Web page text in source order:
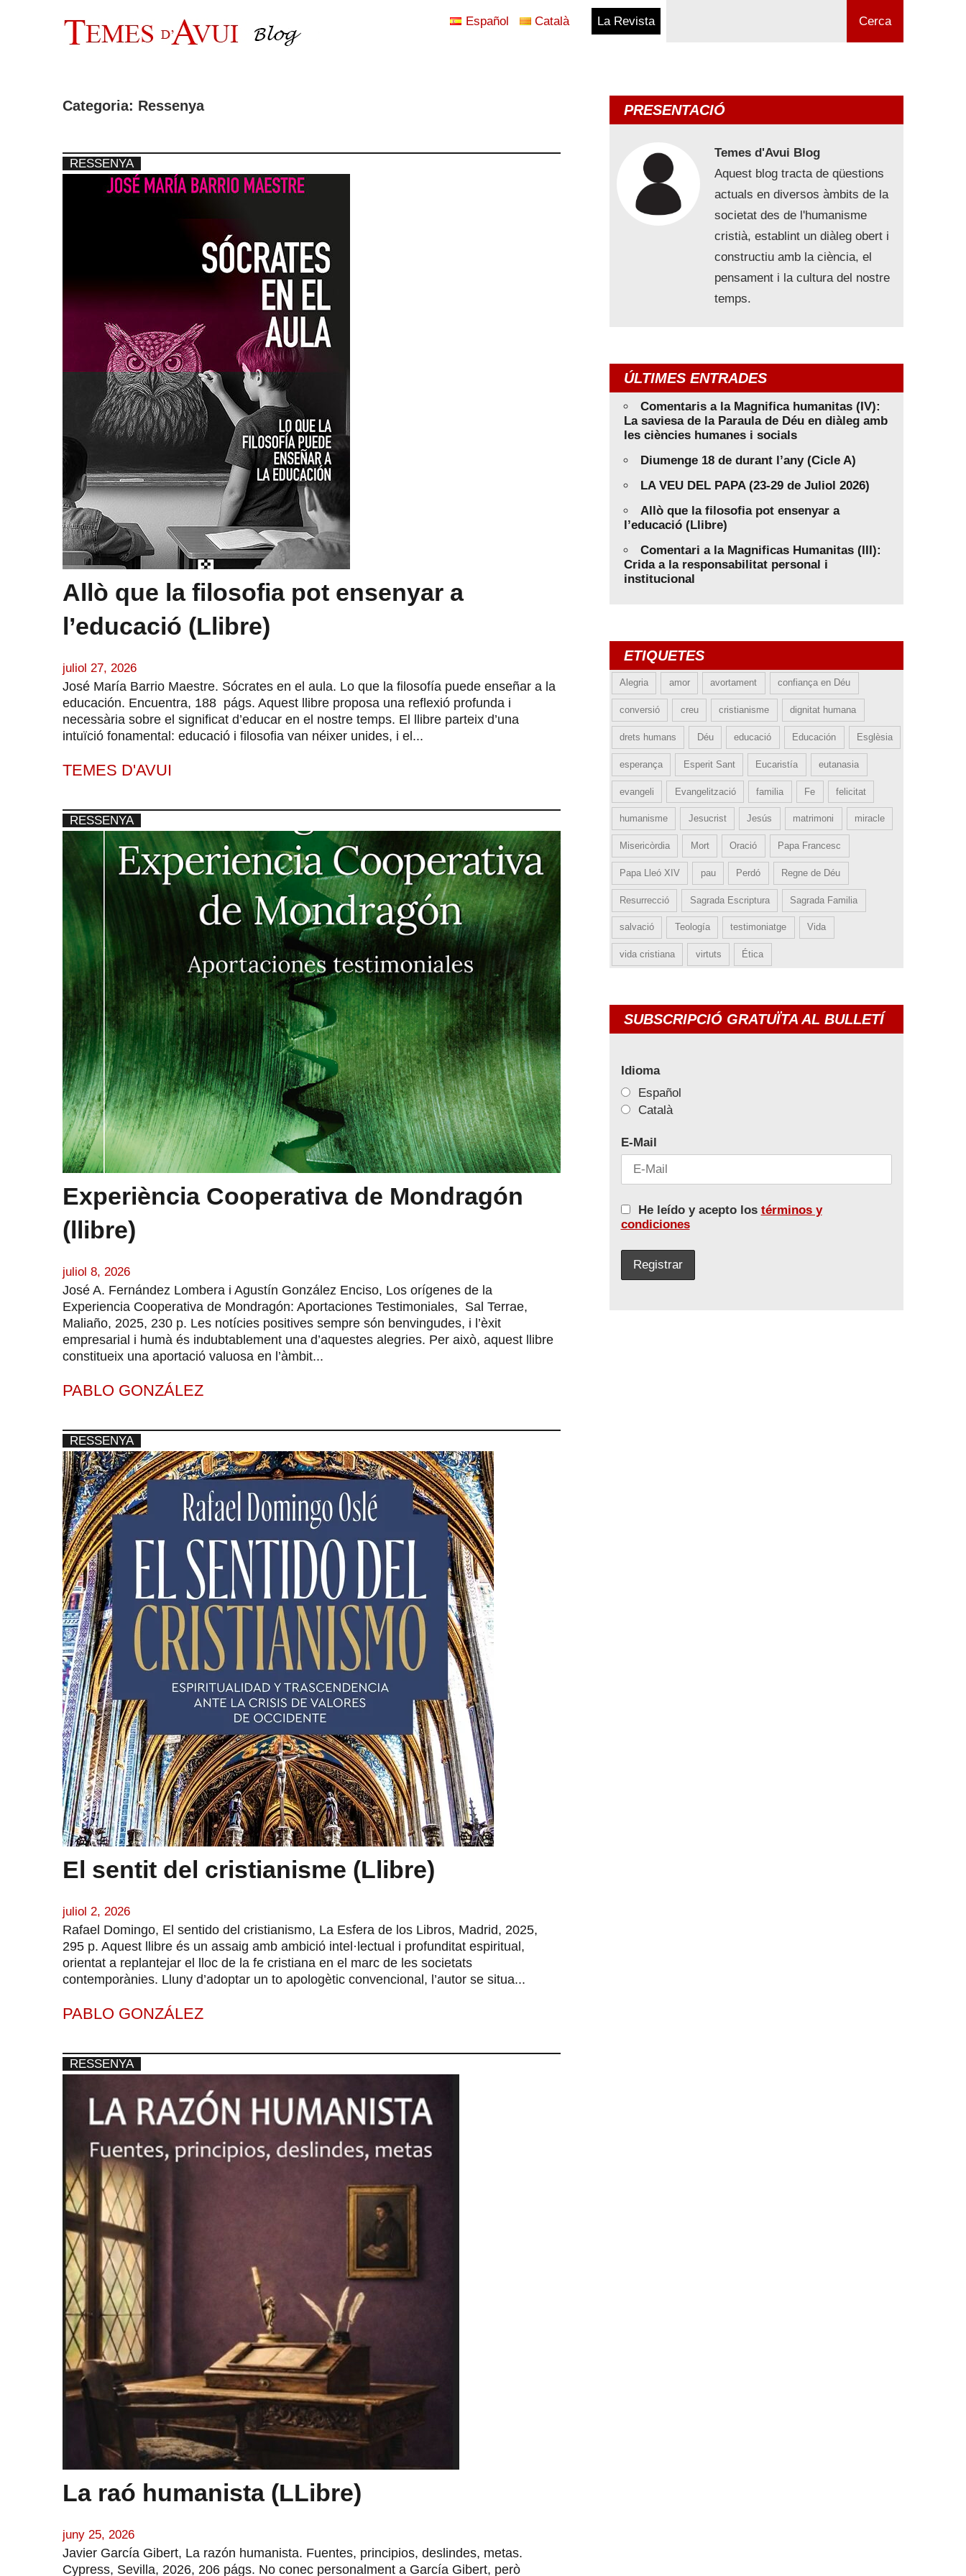
al
Cerca
Español Català La Revista
Categoria: Ressenya
RESSENYA
Allò que la filosofia pot ensenyar a
l’educació (Llibre)
juliol 27, 2026
José María Barrio Maestre. Sócrates en el aula. Lo que la filosofía puede enseñar a la
educación. Encuentra, 188 págs. Aquest llibre proposa una reflexió profunda i
necessària sobre el significat d’educar en el nostre temps. El llibre parteix d’una
intuïció fonamental: educació i filosofia van néixer unides, i el...
TEMES D'AVUI
RESSENYA
Experiència Cooperativa de Mondragón
(llibre)
juliol 8, 2026
José A. Fernández Lombera i Agustín González Enciso, Los orígenes de la
Experiencia Cooperativa de Mondragón: Aportaciones Testimoniales, Sal Terrae,
Maliaño, 2025, 230 p. Les notícies positives sempre són benvingudes, i l’èxit
empresarial i humà és indubtablement una d’aquestes alegries. Per això, aquest llibre
constitueix una aportació valuosa en l’àmbit...
PABLO GONZÁLEZ
RESSENYA
El sentit del cristianisme (Llibre)
juliol 2, 2026
Rafael Domingo, El sentido del cristianismo, La Esfera de los Libros, Madrid, 2025,
295 p. Aquest llibre és un assaig amb ambició intel·lectual i profunditat espiritual,
orientat a replantejar el lloc de la fe cristiana en el marc de les societats
contemporànies. Lluny d’adoptar un to apologètic convencional, l’autor se situa...
PABLO GONZÁLEZ
RESSENYA
La raó humanista (LLibre)
juny 25, 2026
Javier García Gibert, La razón humanista. Fuentes, principios, deslindes, metas.
Cypress, Sevilla, 2026, 206 págs. No conec personalment a García Gibert, però
PRESENTACIÓ
Temes d'Avui Blog
Aquest blog tracta de qüestions
actuals en diversos àmbits de la
societat des de l'humanisme
cristià, establint un diàleg obert i
constructiu amb la ciència, el
pensament i la cultura del nostre
temps.
ÚLTIMES ENTRADES
Comentaris a la Magnifica humanitas (IV):
La saviesa de la Paraula de Déu en diàleg amb
les ciències humanes i socials
Diumenge 18 de durant l’any (Cicle A)
LA VEU DEL PAPA (23-29 de Juliol 2026)
Allò que la filosofia pot ensenyar a
l’educació (Llibre)
Comentari a la Magnificas Humanitas (III):
Crida a la responsabilitat personal i
institucional
ETIQUETES
Alegria amor avortament confiança en Déu
conversió creu cristianisme dignitat humana
drets humans Déu educació Educación Esglèsia
esperança Esperit Sant Eucaristía eutanasia
evangeli Evangelització familia Fe felicitat
humanisme Jesucrist Jesús matrimoni miracle
Misericòrdia Mort Oració Papa Francesc
Papa Lleó XIV pau Perdó Regne de Déu
Resurrecció Sagrada Escriptura Sagrada Familia
salvació Teología testimoniatge Vida
vida cristiana virtuts Ética
SUBSCRIPCIÓ GRATUÏTA AL BULLETÍ
Idioma
Español
Català
E-Mail
He leído y acepto los términos y
condiciones